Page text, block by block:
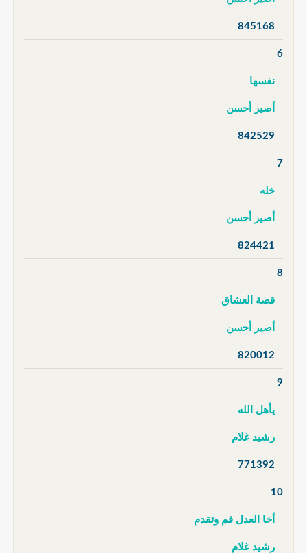
845168
6
نفسها
أصير أحسن
842529
7
خله
أصير أحسن
824421
8
قصة العشاق
أصير أحسن
820012
9
يأهل الله
رشيد غلام
771392
10
أخا العدل قم وتقدم
رشيد غلام